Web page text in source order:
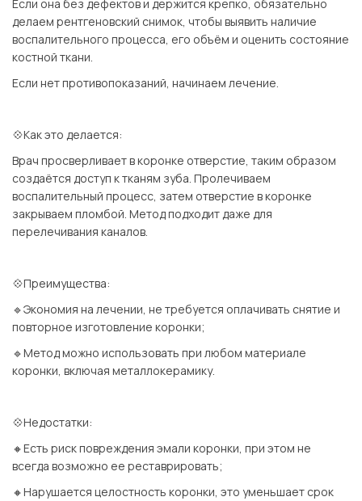
Если она без дефектов и держится крепко, обязательно
делаем рентгеновский снимок, чтобы выявить наличие
воспалительного процесса, его объём и оценить состояние
костной ткани.
Если нет противопоказаний, начинаем лечение.
💠Как это делается:
Врач просверливает в коронке отверстие, таким образом
создаётся доступ к тканям зуба. Пролечиваем
воспалительный процесс, затем отверстие в коронке
закрываем пломбой. Метод подходит даже для
перелечивания каналов.
💠Преимущества:
🔹Экономия на лечении, не требуется оплачивать снятие и
повторное изготовление коронки;
🔹Метод можно использовать при любом материале
коронки, включая металлокерамику.
💠Недостатки:
🔸Есть риск повреждения эмали коронки, при этом не
всегда возможно ее реставрировать;
🔸Нарушается целостность коронки, это уменьшает срок